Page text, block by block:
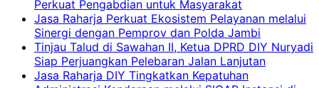
Perkuat Pengabdian untuk Masyarakat
Jasa Raharja Perkuat Ekosistem Pelayanan melalui
Sinergi dengan Pemprov dan Polda Jambi
Tinjau Talud di Sawahan II, Ketua DPRD DIY Nuryadi
Siap Perjuangkan Pelebaran Jalan Lanjutan
Jasa Raharja DIY Tingkatkan Kepatuhan